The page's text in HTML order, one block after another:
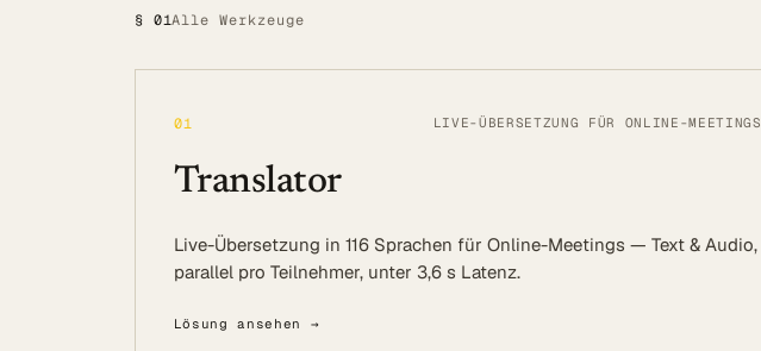
DSGVO
Barrierefreiheit
§ 01Alle Werkzeuge
01 LIVE-ÜBERSETZUNG FÜR ONLINE-MEETINGS
Translator
Live-Übersetzung in 116 Sprachen für Online-Meetings — Text & Audio,
parallel pro Teilnehmer, unter 3,6 s Latenz.
Lösung ansehen →